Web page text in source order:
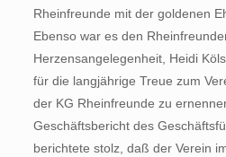
Rheinfreunde mit der goldenen
Ebenso war es den
Herzensangelegenheit, Heidi
für die langjährige Treue zum
der KG Rheinfreunde zu
Geschäftsbericht des
berichtete stolz, daß der Verein